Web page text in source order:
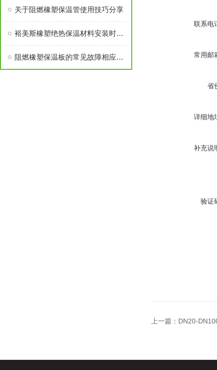
关于阻燃橡塑保温管使用技巧分享
裕美斯橡塑绝热保温材料安装时需要注意的几点！
阻燃橡塑保温板的常见故障相应解决方法分享
联系电
常用邮
省
详细地
补充说
验证
上一篇： DN20-